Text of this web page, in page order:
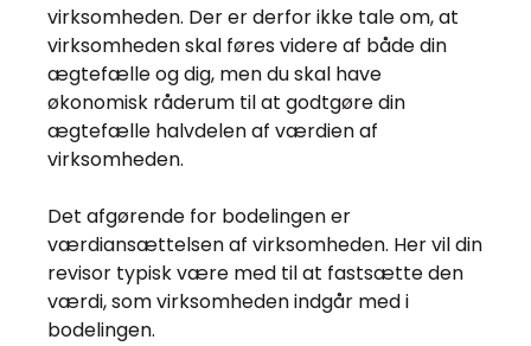
virksomheden. Der er derfor ikke tale om, at
virksomheden skal føres videre af både din
ægtefælle og dig, men du skal have
økonomisk råderum til at godtgøre din
ægtefælle halvdelen af værdien af
virksomheden.
Det afgørende for bodelingen er
værdiansættelsen af virksomheden. Her vil din
revisor typisk være med til at fastsætte den
værdi, som virksomheden indgår med i
bodelingen.